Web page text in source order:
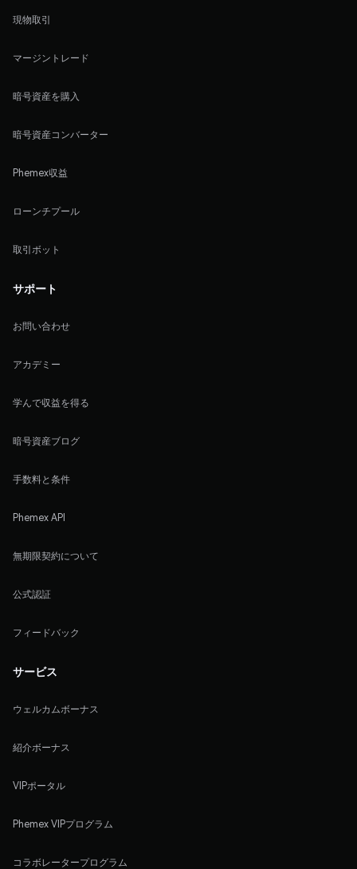
現物取引
マージントレード
暗号資産を購入
暗号資産コンバーター
Phemex収益
ローンチプール
取引ボット
サポート
お問い合わせ
アカデミー
学んで収益を得る
暗号資産ブログ
手数料と条件
Phemex API
無期限契約について
公式認証
フィードバック
サービス
ウェルカムボーナス
紹介ボーナス
VIPポータル
Phemex VIPプログラム
コラボレータープログラム